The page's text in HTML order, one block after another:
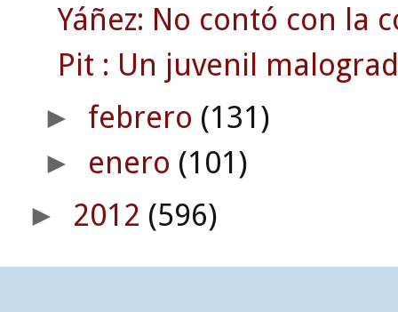
Yáñez: No contó con la
Pit : Un juvenil
► febrero (131)
► enero (101)
► 2012 (596)